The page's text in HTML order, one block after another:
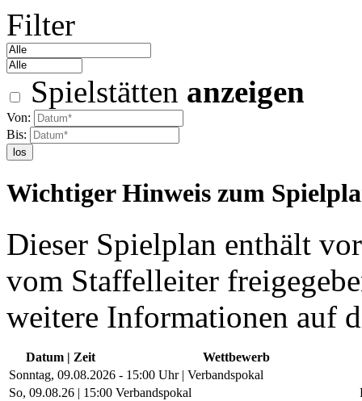
Filter
Spielstätten anzeigen
Von:
Bis:
los
Wichtiger Hinweis zum
Dieser Spielplan enthält
vom Staffelleiter
weitere Informationen auf
Datum | Zeit
Wettbewerb
Sonntag, 09.08.2026 - 15:00 Uhr | Verbandspokal
So, 09.08.26 | 15:00 Verbandspokal